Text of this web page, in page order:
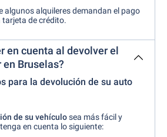
algunos alquileres demandan el pago
de crédito.
en cuenta al devolver el
Bruselas?
para la devolución de su auto
de su vehículosea más fácil y
en cuenta lo siguiente: